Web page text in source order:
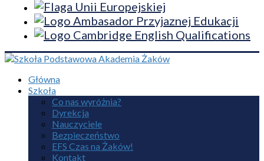
Główna
Szkoła
Co nas wyróżnia?
Dyrekcja
Nauczyciele
Bezpieczeństwo
EFS Czas na Żaków!
Kontakt